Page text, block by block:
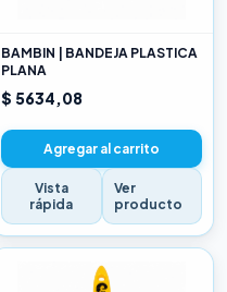
BAMBIN | BANDEJA PLASTICA
PLANA
$ 5634,08
Agregar al carrito
Vista
rápida
Ver
producto